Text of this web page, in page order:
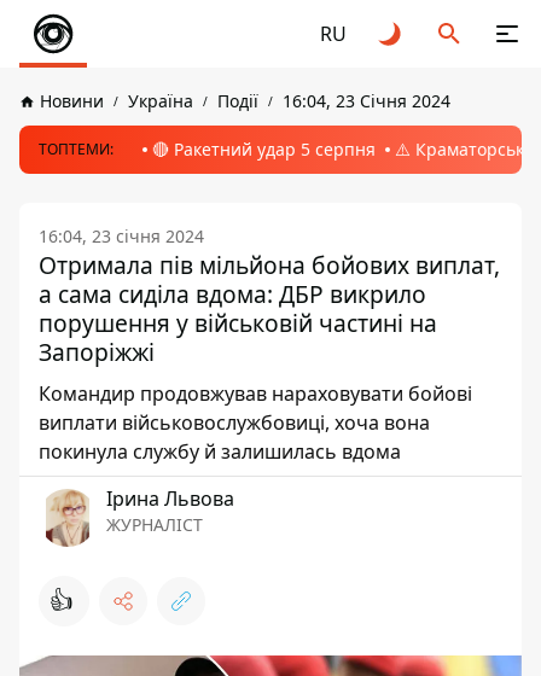
RU
Новини Україна Події 16:04, 23 Січня 2024
ТОПТЕМИ: 🔴 Ракетний удар 5 серпня ⚠️ Краматорськ,
16:04, 23 січня 2024
Отримала пів мільйона бойових виплат,
а сама сиділа вдома: ДБР викрило
порушення у військовій частині на
Запоріжжі
Командир продовжував нараховувати бойові
виплати військовослужбовиці, хоча вона
покинула службу й залишилась вдома
Ірина Львова
ЖУРНАЛІСТ
👍